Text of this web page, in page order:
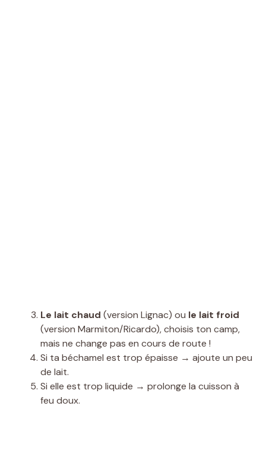
Le lait chaud (version Lignac) ou le lait froid
(version Marmiton/Ricardo), choisis ton camp,
mais ne change pas en cours de route !
Si ta béchamel est trop épaisse → ajoute un peu
de lait.
Si elle est trop liquide → prolonge la cuisson à
feu doux.